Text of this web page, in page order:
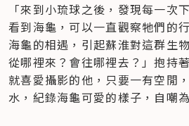
「來到小琉球之後，發現每一次
看到海龜，可以一直觀察牠們的
海龜的相遇，引起蘇淮對這群生
從哪裡來？會往哪裡去？」抱持
就喜愛攝影的他，只要一有空閒
水，紀錄海龜可愛的樣子，自嘲